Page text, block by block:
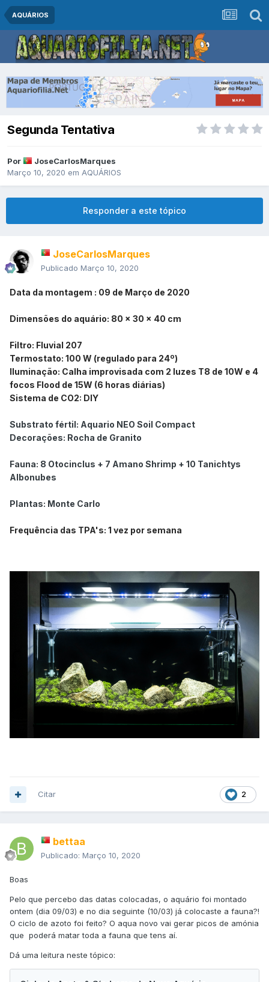
AQUÁRIOS
Segunda Tentativa
Por
JoseCarlosMarques
Março 10, 2020 em AQUÁRIOS
Responder a este tópico
JoseCarlosMarques
Publicado Março 10, 2020
Data da montagem : 09 de Março de 2020
Dimensões do aquário: 80 x 30 x 40 cm
Filtro: Fluvial 207
Termostato: 100 W (regulado para 24º)
Iluminação: Calha improvisada com 2 luzes T8 de 10W e 4
focos Flood de 15W (6 horas diárias)
Sistema de CO2: DIY
Substrato fértil: Aquario NEO Soil Compact
Decorações: Rocha de Granito
Fauna: 8 Otocinclus + 7 Amano Shrimp + 10 Tanichtys
Albonubes
Plantas: Monte Carlo
Frequência das TPA's: 1 vez por semana
2
Citar
bettaa
Publicado: Março 10, 2020
Boas
Pelo que percebo das datas colocadas, o aquário foi montado
ontem (dia 09/03) e no dia seguinte (10/03) já colocaste a fauna?!
O ciclo de azoto foi feito? O aqua novo vai gerar picos de amónia
que poderá matar toda a fauna que tens aí.
Dá uma leitura neste tópico: